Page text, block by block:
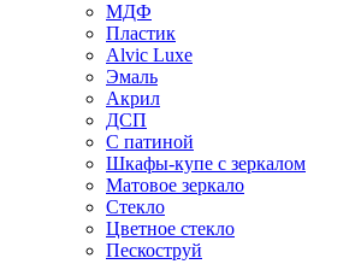
МДФ
Пластик
Alvic Luxe
Эмаль
Акрил
ДСП
С патиной
Шкафы-купе с зеркалом
Матовое зеркало
Стекло
Цветное стекло
Пескоструй